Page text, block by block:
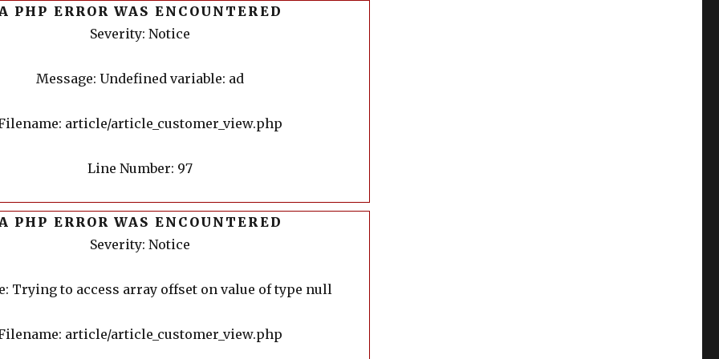
PHP ERROR WAS ENCOUNTERED
Severity: Notice
Message: Undefined variable: ad
article/article_customer_view.php
Line Number: 97
PHP ERROR WAS ENCOUNTERED
Severity: Notice
Trying to access array offset on value of type null
article/article_customer_view.php